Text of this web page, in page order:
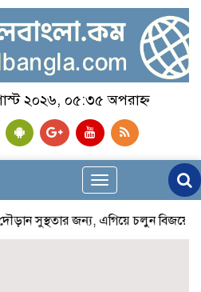
২০২৬, ০৫:৩৫ অপরাহ্ন
Toggle
navigation
সুস্থতার জন্য, এগিয়ে চলুন বিজয়ের